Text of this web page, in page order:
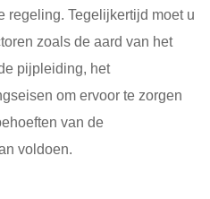
regeling. Tegelijkertijd moet u
zoals de aard van het
pijpleiding, het
om ervoor te zorgen
van de
voldoen.